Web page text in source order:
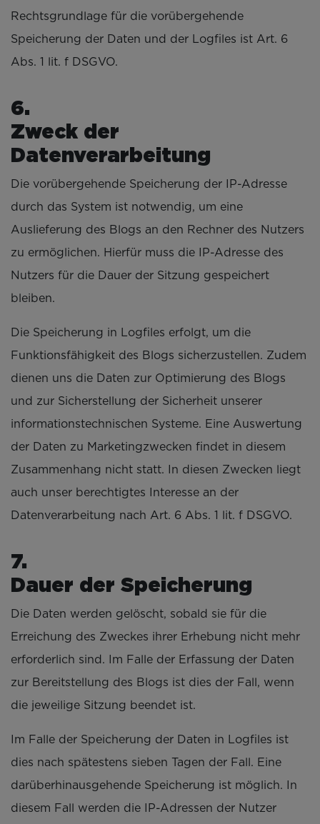
Rechtsgrundlage für die vorübergehende
Speicherung der Daten und der Logfiles ist Art. 6
Abs. 1 lit. f DSGVO.
Zweck der
Datenverarbeitung
Die vorübergehende Speicherung der IP-Adresse
durch das System ist notwendig, um eine
Auslieferung des Blogs an den Rechner des Nutzers
zu ermöglichen. Hierfür muss die IP-Adresse des
Nutzers für die Dauer der Sitzung gespeichert
bleiben.
Die Speicherung in Logfiles erfolgt, um die
Funktionsfähigkeit des Blogs sicherzustellen. Zudem
dienen uns die Daten zur Optimierung des Blogs
und zur Sicherstellung der Sicherheit unserer
informationstechnischen Systeme. Eine Auswertung
der Daten zu Marketingzwecken findet in diesem
Zusammenhang nicht statt. In diesen Zwecken liegt
auch unser berechtigtes Interesse an der
Datenverarbeitung nach Art. 6 Abs. 1 lit. f DSGVO.
Dauer der Speicherung
Die Daten werden gelöscht, sobald sie für die
Erreichung des Zweckes ihrer Erhebung nicht mehr
erforderlich sind. Im Falle der Erfassung der Daten
zur Bereitstellung des Blogs ist dies der Fall, wenn
die jeweilige Sitzung beendet ist.
Im Falle der Speicherung der Daten in Logfiles ist
dies nach spätestens sieben Tagen der Fall. Eine
darüberhinausgehende Speicherung ist möglich. In
diesem Fall werden die IP-Adressen der Nutzer